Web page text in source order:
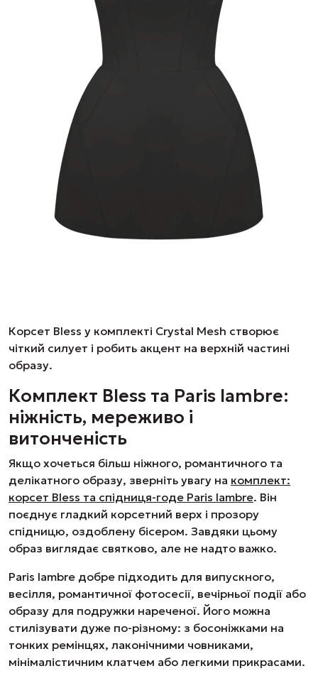
Корсет Bless у комплекті Crystal Mesh створює
чіткий силует і робить акцент на верхній частині
образу.
Комплект Bless та Paris lambre:
ніжність, мереживо і
витонченість
Якщо хочеться більш ніжного, романтичного та
делікатного образу, зверніть увагу на комплект:
корсет Bless та спідниця-годе Paris lambre. Він
поєднує гладкий корсетний верх і прозору
спідницю, оздоблену бісером. Завдяки цьому
образ виглядає святково, але не надто важко.
Paris lambre добре підходить для випускного,
весілля, романтичної фотосесії, вечірньої події або
образу для подружки нареченої. Його можна
стилізувати дуже по-різному: з босоніжками на
тонких ремінцях, лаконічними човниками,
мінімалістичним клатчем або легкими прикрасами.